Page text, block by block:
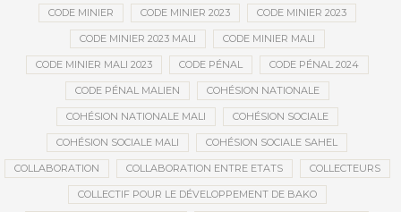
CODE MINIER CODE MINIER 2023 CODE MINIER 2023
CODE MINIER 2023 MALI CODE MINIER MALI
CODE MINIER MALI 2023 CODE PÉNAL CODE PÉNAL 2024
CODE PÉNAL MALIEN COHÉSION NATIONALE
COHÉSION NATIONALE MALI COHÉSION SOCIALE
COHÉSION SOCIALE MALI COHÉSION SOCIALE SAHEL
COLLABORATION COLLABORATION ENTRE ETATS COLLECTEURS
COLLECTIF POUR LE DÉVELOPPEMENT DE BAKO